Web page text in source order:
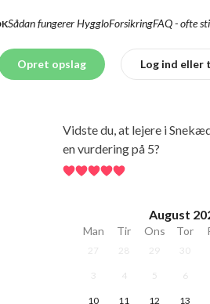
Sådan fungerer HyggloForsikringFAQ - ofte
Opret opslag Log ind eller
Vidste du, at lejere i
en vurdering på 5?
August
Man Tir Ons Tor
27 28 29 30
3 4 5 6
10 11 12 13